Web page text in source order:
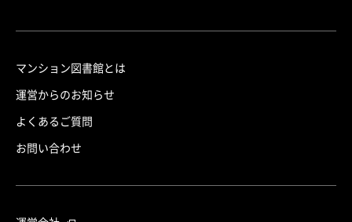
マンション図書館とは
運営からのお知らせ
よくあるご質問
お問い合わせ